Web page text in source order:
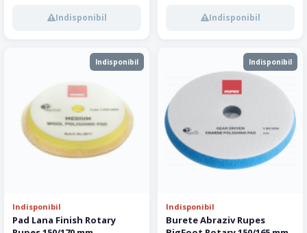
Indisponibil Indisponibil
Indisponibil
Indisponibil
Pad Lana Finish Rotary
Indisponibil
Indisponibil
Burete Abraziv Rupes